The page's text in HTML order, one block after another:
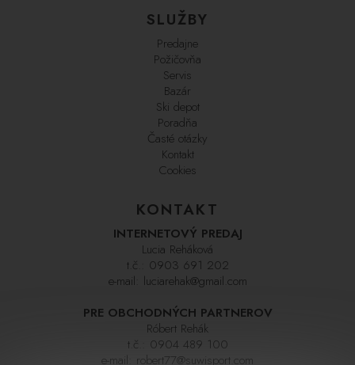
SLUŽBY
Predajne
Požičovňa
Servis
Bazár
Ski depot
Poradňa
Časté otázky
Kontakt
Cookies
KONTAKT
INTERNETOVÝ PREDAJ
Lucia Reháková
t.č.: 0903 691 202
e-mail: luciarehak@gmail.com
PRE OBCHODNÝCH PARTNEROV
Róbert Rehák
t.č.: 0904 489 100
e-mail: robert77@suwisport.com